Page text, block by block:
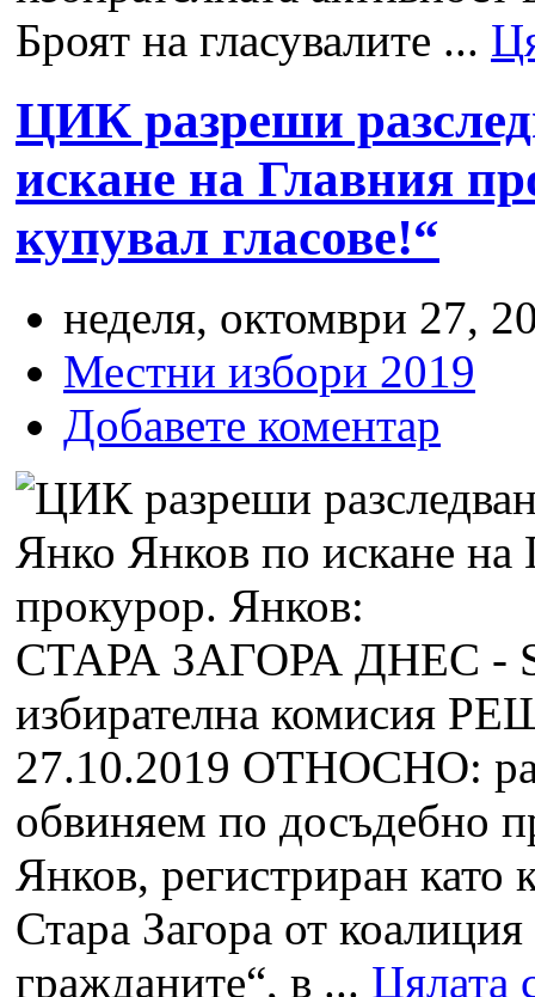
Броят на гласувалите ...
ЦИК разреши
искане на Главния
купувал гласове!“
неделя, октомври 27,
Местни избори 2019
Добавете коментар
СТАРА ЗАГОРА ДНЕС -
избирателна комисия
27.10.2019 ОТНОСНО:
обвиняем по досъдебно
Янков, регистриран като
Стара Загора от
гражданите“, в ... Цялата